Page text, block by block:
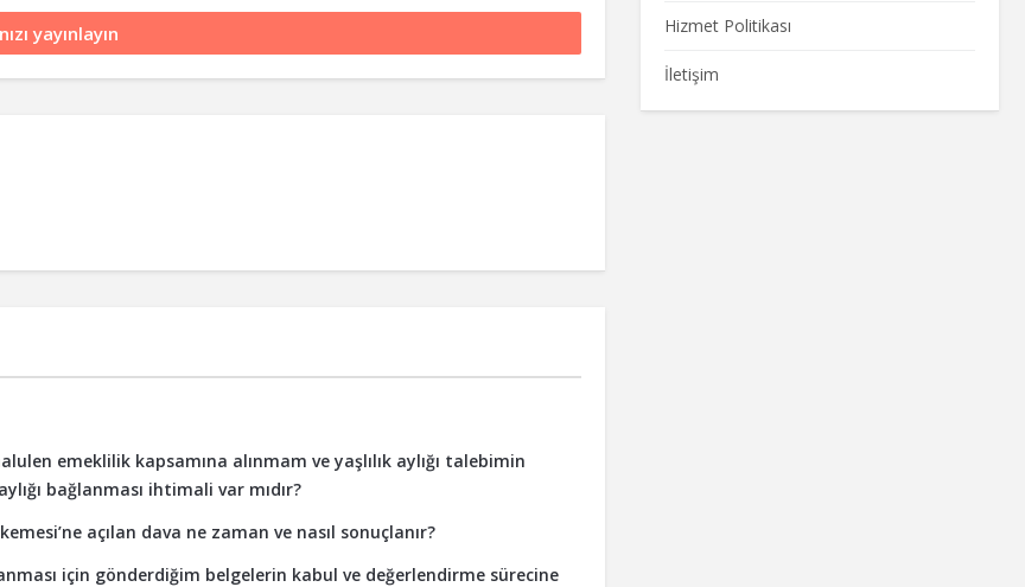
emeklilik kapsamına alınmam ve yaşlılık aylığı talebimin
bağlanması ihtimali var mıdır?
açılan dava ne zaman ve nasıl sonuçlanır?
için gönderdiğim belgelerin kabul ve değerlendirme sürecine
Hizmet Politikası
İletişim